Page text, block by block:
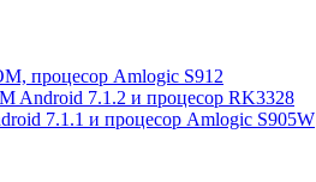
процесор Amlogic S912
Android 7.1.2 и процесор RK3328
7.1.1 и процесор Amlogic S905W